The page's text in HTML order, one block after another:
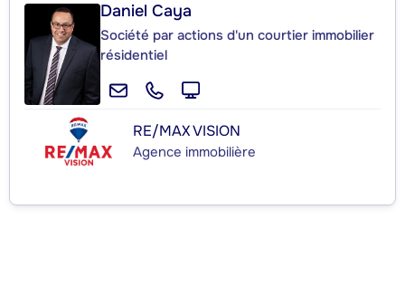
Daniel Caya
Société par actions d'un courtier immobilier
résidentiel
RE/MAX VISION
Agence immobilière